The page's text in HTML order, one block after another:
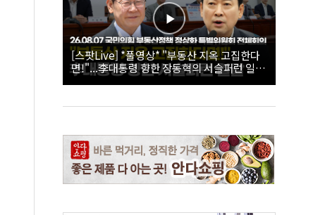
[스팟Live] *풀영상* "부동산 지옥 고집한다
면!"...李대통령 향한 장동혁의 서슬퍼런 일갈
| 26.08.07 국민의힘 부동산정책 정상화 특별